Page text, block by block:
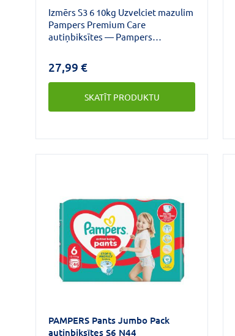
Izmērs S3 6 10kg Uzvelciet mazulim
Pampers Premium Care
autiņbiksītes — Pampers
maigas kā dūnas, un tagad tām ir
absorbējošs slānis/virsējais
pārklājums ar Heart Quilts
materiālu, kas neļauj mitrumam un
27,99 €
SKATĪT PRODUKTU
PAMPERS Pants Jumbo Pack
autiņbiksītes S6 N44